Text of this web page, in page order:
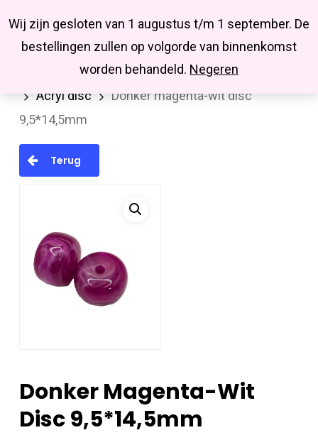
Wij zijn gesloten van 1 augustus t/m 1 september. De
bestellingen zullen op volgorde van binnenkomst
worden behandeld. Negeren
main
Missbluesieraden
searchaccount
Kralen en kralenmixen
Acryl kralen
Acryl disc
Donker magenta-wit disc
9,5*14,5mm
Terug
Donker Magenta-Wit
Disc 9,5*14,5mm
Close